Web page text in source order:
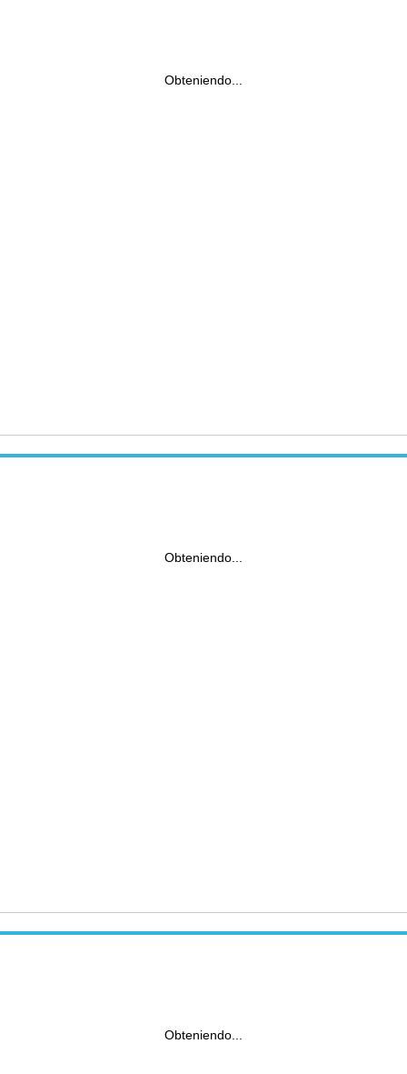
Obteniendo...
Obteniendo...
Obteniendo...